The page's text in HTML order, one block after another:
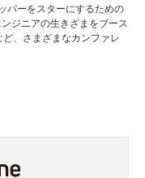
パーをスターにするための
ジニアの生きざまをブース
、さまざまなカンファレ